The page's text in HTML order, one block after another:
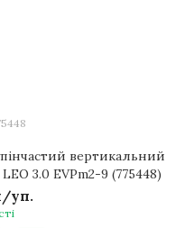
вертикальний
3.0 EVPm2-9 (775448)
уп.